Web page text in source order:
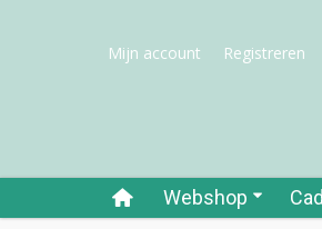
Mijn account Registreren
Webshop